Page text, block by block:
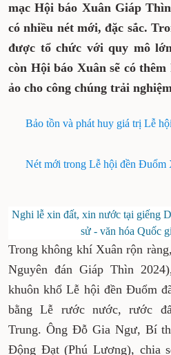
mạc Hội báo Xuân Giáp
có nhiều nét mới, đặc sắc.
được tổ chức với quy mô
còn Hội báo Xuân sẽ có
ảo cho công chúng trải
Bảo tồn và phát huy giá trị Lễ
Nét mới trong Lễ hội đền Đuổm
Nghi lễ xin đất, xin nước tại giếng
sử - văn hóa Quốc
Trong không khí Xuân rộn
Nguyên đán Giáp Thìn
khuôn khổ Lễ hội đền Đuổm
bằng Lễ rước nước, rước
Trung. Ông Đỗ Gia Ngư, Bí
Động Đạt (Phú Lương), chia